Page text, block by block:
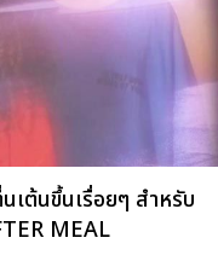
เต้นขึ้นเรื่อยๆ สำหรับ
MEAL